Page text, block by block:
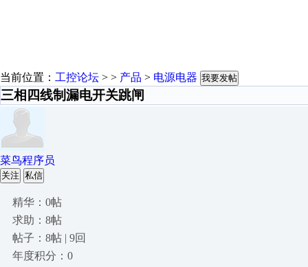
当前位置： 工控论坛 > > 产品 > 电源电器 我要发帖
三相四线制漏电开关跳闸
菜鸟程序员
关注 私信
精华：0帖
求助：8帖
帖子：8帖 | 9回
年度积分：0